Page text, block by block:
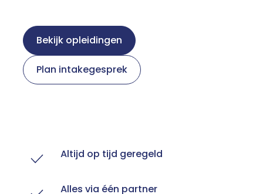
Bekijk opleidingen
Plan intakegesprek
Altijd op tijd geregeld
Alles via één partner